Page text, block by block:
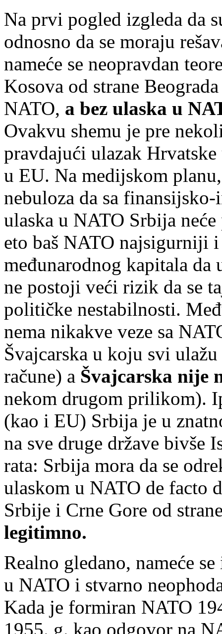
Na prvi pogled izgleda da
odnosno da se moraju
nameće se neopravdan
Kosova od strane
NATO, a bez ulaska u
Ovakvu shemu je pre
pravdajući ulazak
u EU. Na medijskom
nebuloza da sa
ulaska u NATO Srbija
eto baš NATO najsigurniji
međunarodnog kapitala
ne postoji veći rizik da se
političke nestabilnosti.
nema nikakve veze sa
Švajcarska u koju svi
račune) a Švajcarska nije
nekom drugom prilikom).
(kao i EU) Srbija je u
na sve druge države bivše
rata: Srbija mora da se
ulaskom u NATO de facto
Srbije i Crne Gore od
legitimno.
Realno gledano, nameće
u NATO i stvarno
Kada je formiran NATO
1955. g. kao odgovor na